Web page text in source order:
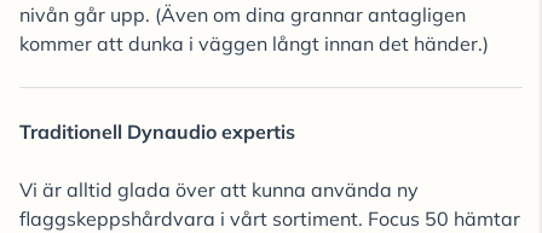
nivån går upp. (Även om dina grannar antagligen
kommer att dunka i väggen långt innan det händer.)
Traditionell Dynaudio expertis
Vi är alltid glada över att kunna använda ny
flaggskeppshårdvara i vårt sortiment. Focus 50 hämtar